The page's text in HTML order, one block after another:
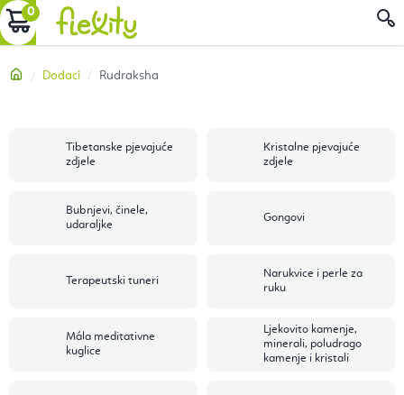
Preskoči
na
KOŠARICA
Početna
Dodaci Rudraksha
Tibetanske pjevajuće
zdjele
Kristalne pjevajuće
zdjele
Bubnjevi, činele,
udaraljke
Gongovi
Terapeutski tuneri
Narukvice i perle za
ruku
Mála meditativne
kuglice
Ljekovito kamenje,
minerali, poludrago
kamenje i kristali